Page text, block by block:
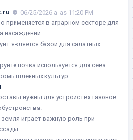
06/25/2026 a las 11:20 PM
применяется в аграрном секторе для
насаждений.
является базой для салатных
почва используется для сева
культур.
нужны для устройства газонов
земля играет важную роль при